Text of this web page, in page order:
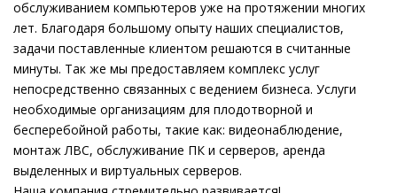
обслуживанием компьютеров уже на протяжении многих
лет. Благодаря большому опыту наших специалистов,
задачи поставленные клиентом решаются в считанные
минуты. Так же мы предоставляем комплекс услуг
непосредственно связанных с ведением бизнеса. Услуги
необходимые организациям для плодотворной и
бесперебойной работы, такие как: видеонаблюдение,
монтаж ЛВС, обслуживание ПК и серверов, аренда
выделенных и виртуальных серверов.